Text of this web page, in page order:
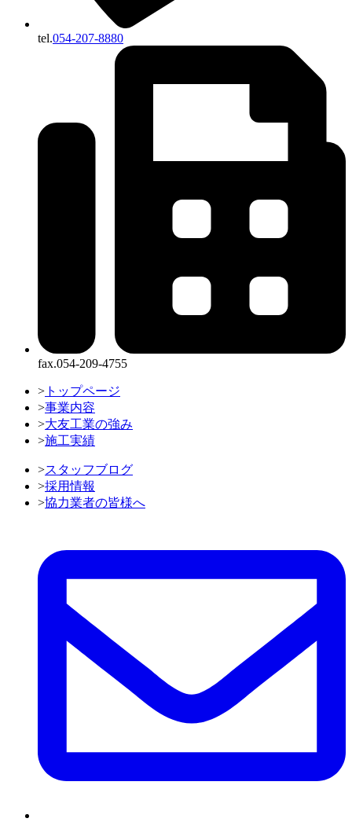
tel.054-207-8880
fax.054-209-4755
> トップページ
>事業内容
>大友工業の強み
>施工実績
>スタッフブログ
>採用情報
>協力業者の皆様へ